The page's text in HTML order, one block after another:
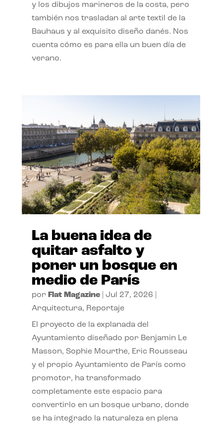
y los dibujos marineros de la costa, pero
también nos trasladan al arte textil de la
Bauhaus y al exquisito diseño danés. Nos
cuenta cómo es para ella un buen día de
verano.
La buena idea de
quitar asfalto y
poner un bosque en
medio de París
por Flat Magazine| Jul 27, 2026
Arquitectura, Reportaje
El proyecto de la explanada del
Ayuntamiento diseñado por Benjamin Le
Masson, Sophie Mourthe, Eric Rousseau
y el propio Ayuntamiento de París como
promotor, ha transformado
completamente este espacio para
convertirlo en un bosque urbano, donde
se ha integrado la naturaleza en plena